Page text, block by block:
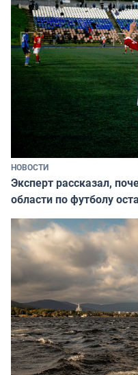
НОВОСТИ
Эксперт рассказал,
области по футболу